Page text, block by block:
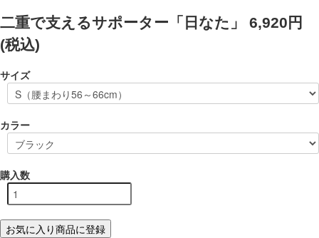
二重で支えるサポーター「日なた」
6,920円
(税込)
サイズ
カラー
購入数
お気に入り商品に登録